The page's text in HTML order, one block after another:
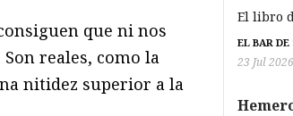
que ni nos
reales, como la
nitidez superior a la
El libro
EL BAR DE
23 Jul 2026